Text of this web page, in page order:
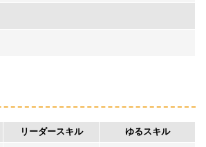
リーダースキル ゆるスキル